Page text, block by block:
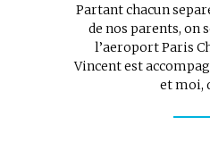
Partant chacun
de nos parents, on
l’aeroport Paris
Vincent est
et moi,